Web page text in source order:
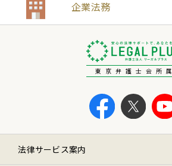
企業法務
東京弁護士会所属
法律サービス案内